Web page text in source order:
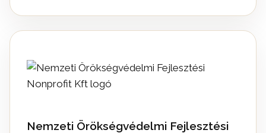
Nemzeti Örökségvédelmi Fejlesztési